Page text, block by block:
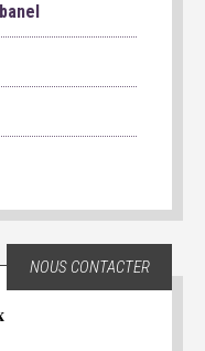
NOUS CONTACTER